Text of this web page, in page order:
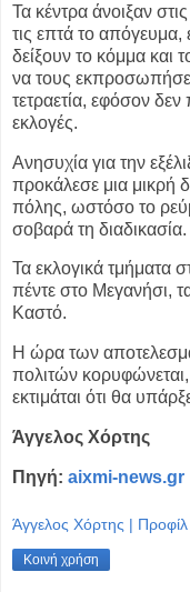
Τα κέντρα άνοιξαν
τις επτά το
δείξουν το κόμμα και
να τους
τετραετία, εφόσον
εκλογές.
Ανησυχία για την
προκάλεσε μια μικρή
πόλης, ωστόσο το
σοβαρά τη διαδικασία.
Τα εκλογικά τμήματα
πέντε στο Μεγανήσι,
Καστό.
Η ώρα των
πολιτών
εκτιμάται ότι θα
Άγγελος Χόρτης
Πηγή: aixmi-news.gr
Άγγελος Χόρτης |
Κοινή χρήση